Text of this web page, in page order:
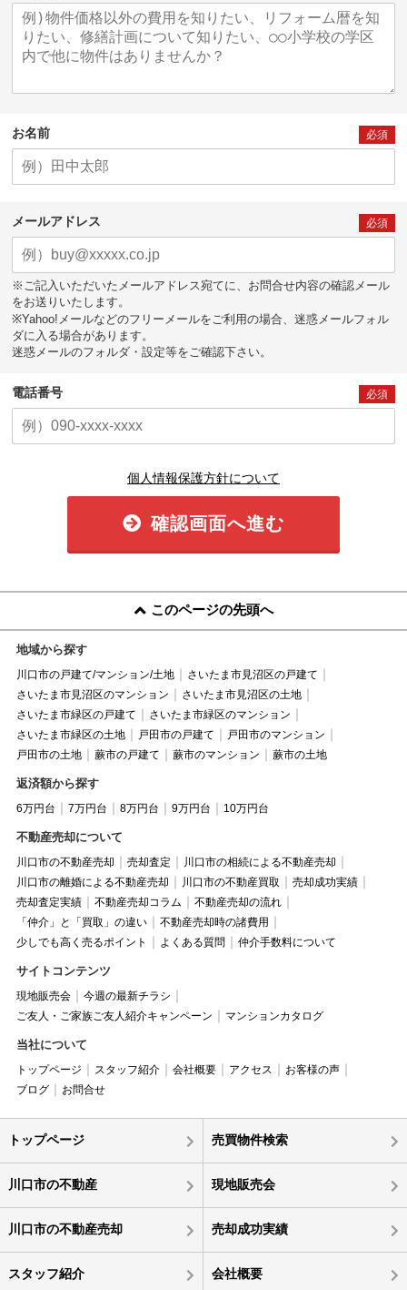
お名前 必須
メールアドレス 必須
※ご記入いただいたメールアドレス宛てに、お問合せ内容の確認メール
をお送りいたします。
※Yahoo!メールなどのフリーメールをご利用の場合、迷惑メールフォル
ダに入る場合があります。
迷惑メールのフォルダ・設定等をご確認下さい。
電話番号 必須
個人情報保護方針について
確認画面へ進む
このページの先頭へ
地域から探す
川口市の戸建て/マンション/土地
さいたま市見沼区の戸建て
さいたま市見沼区のマンション
さいたま市見沼区の土地
さいたま市緑区の戸建て
さいたま市緑区のマンション
さいたま市緑区の土地
戸田市の戸建て
戸田市のマンション
戸田市の土地
蕨市の戸建て 蕨市のマンション 蕨市の土地
返済額から探す
6万円台 7万円台 8万円台 9万円台 10万円台
不動産売却について
川口市の不動産売却 売却査定
川口市の相続による不動産売却
川口市の離婚による不動産売却
川口市の不動産買取
売却成功実績
売却査定実績
不動産売却コラム
不動産売却の流れ
「仲介」と「買取」の違い
不動産売却時の諸費用
少しでも高く売るポイント
よくある質問 仲介手数料について
サイトコンテンツ
現地販売会
今週の最新チラシ
ご友人・ご家族ご友人紹介キャンペーン
マンションカタログ
当社について
トップページ スタッフ紹介 会社概要 アクセス
お客様の声
ブログ
お問合せ
トップページ 売買物件検索
川口市の不動産 現地販売会
川口市の不動産売却 売却成功実績
スタッフ紹介 会社概要